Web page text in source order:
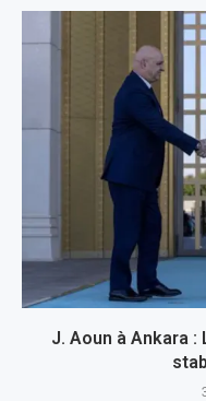
J. Aoun à Ankara